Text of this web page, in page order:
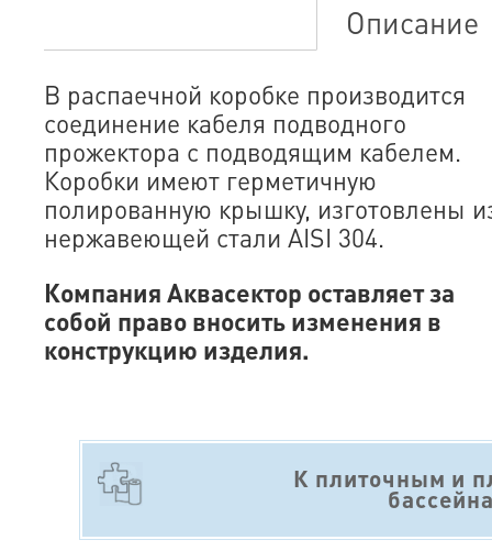
Описание
В распаечной коробке производится
соединение кабеля подводного
прожектора с подводящим кабелем.
Коробки имеют герметичную
полированную крышку, изготовлены
нержавеющей стали AISI 304.
Компания Аквасектор оставляет за
собой право вносить изменения в
конструкцию изделия.
К плиточным и